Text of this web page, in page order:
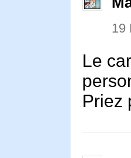
19
Le
Priez